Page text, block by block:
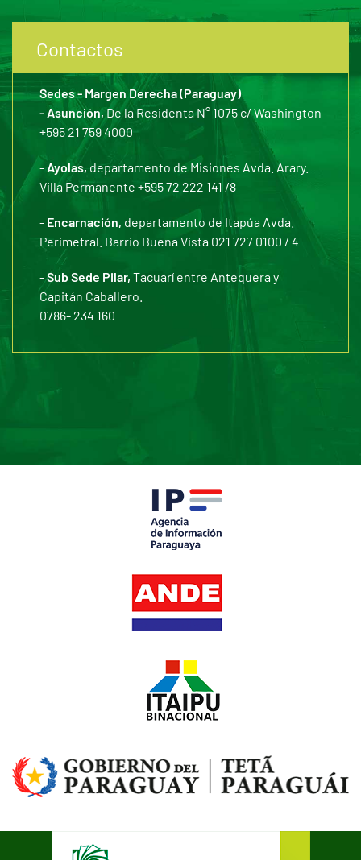
Contactos
Sedes - Margen Derecha (Paraguay)
- Asunción, De la Residenta N° 1075 c/ Washington
+595 21 759 4000
-Ayolas, departamento de Misiones Avda. Arary.
Villa Permanente +595 72 222 141 /8
- Encarnación, departamento de Itapúa Avda.
Perimetral. Barrio Buena Vista 021 727 0100 / 4
-Sub Sede Pilar, Tacuarí entre Antequera y
Capitán Caballero.
0786- 234 160